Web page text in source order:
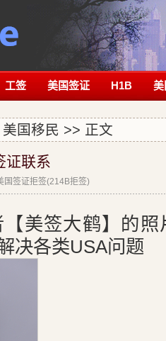
工签 美国签证 H1B 美
美国移民 >> 正文
证联系
国签证拒签(214B拒签)
美签大鹤】的
决各类USA问题